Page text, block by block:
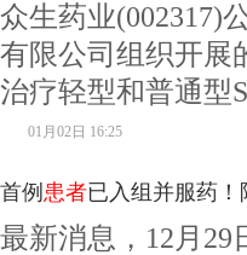
验全部患者入组
众生药业(002317)
有限公司组织开展
治疗轻型和普通型
01月02日 16:25
首例 患者已入组并服药
最新消息，12月